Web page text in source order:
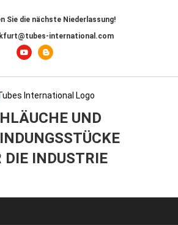
Sie die nächste Niederlassung!
international.com
UND
DIE INDUSTRIE